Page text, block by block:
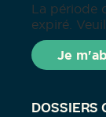
DOSSIERS
La période
expiré.